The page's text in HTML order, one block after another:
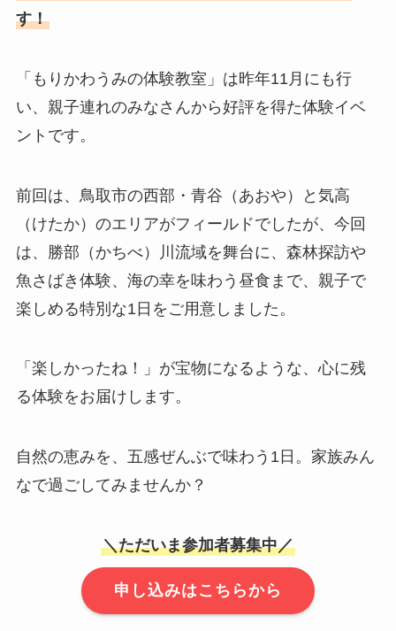
す！
「もりかわうみの体験教室」は昨年11月にも行
い、親子連れのみなさんから好評を得た体験イベ
ントです。
前回は、鳥取市の西部・青谷（あおや）と気高
（けたか）のエリアがフィールドでしたが、今回
は、勝部（かちべ）川流域を舞台に、森林探訪や
魚さばき体験、海の幸を味わう昼食まで、親子で
楽しめる特別な1日をご用意しました。
「楽しかったね！」が宝物になるような、心に残
る体験をお届けします。
自然の恵みを、五感ぜんぶで味わう1日。家族みん
なで過ごしてみませんか？
＼ただいま参加者募集中／
申し込みはこちらから